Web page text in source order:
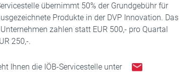
übernimmt 50% der Grundgebühr für
Produkte in der DVP Innovation. Das
zahlen statt EUR 500,- pro Quartal
250,-.
Ihnen die IÖB-Servicestelle unter